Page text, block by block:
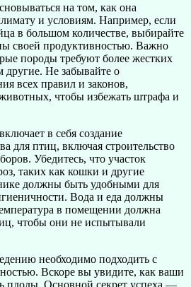
на том, как она
и условиям. Например, если
в большом количестве, выбирайте
своей продуктивностью. Важно
породы требуют более жестких
другие. Не забывайте о
всех правил и законов,
чтобы избежать штрафа и
в себя создание
для птиц, включая строительство
Убедитесь, что участок
таких как кошки и другие
должны быть удобными для
Вода и еда должны
в помещении должна
чтобы они не испытывали
необходимо подходить с
Вскоре вы увидите, как ваши
плоды. Основной секрет успеха —